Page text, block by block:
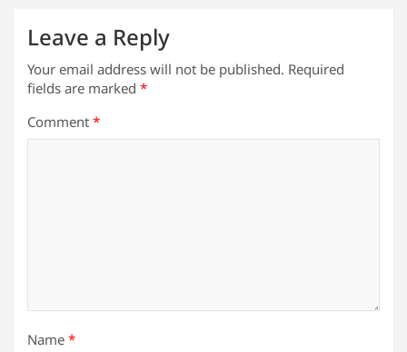
Leave a Reply
Your email address will not be published. Required
fields are marked *
Comment *
Name *